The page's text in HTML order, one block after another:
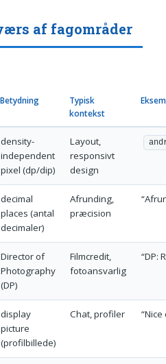
af fagområder
Betydning
Typisk
kontekst
density-
independent
pixel (dp/dip)
Layout,
responsivt
design
decimal
places (antal
decimaler)
Afrunding,
præcision
Director of
Photography
(DP)
Filmcredit,
fotoansvarlig
“DP:
display
picture
(profilbillede)
Chat, profiler “Nice